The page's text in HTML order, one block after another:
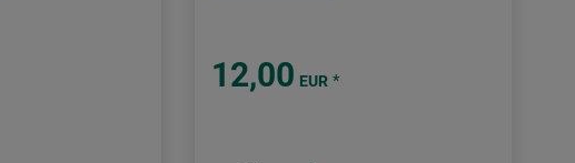
12,00 EUR *